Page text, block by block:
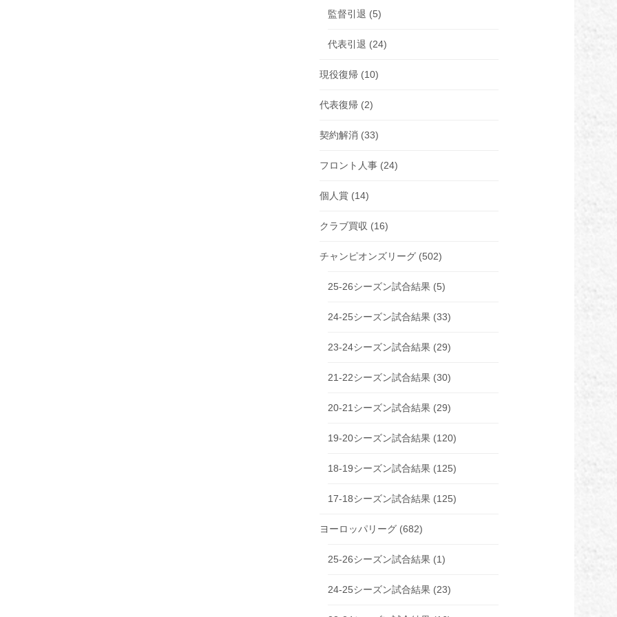
監督引退 (5)
代表引退 (24)
現役復帰 (10)
代表復帰 (2)
契約解消 (33)
フロント人事 (24)
個人賞 (14)
クラブ買収 (16)
チャンピオンズリーグ (502)
25-26シーズン試合結果 (5)
24-25シーズン試合結果 (33)
23-24シーズン試合結果 (29)
21-22シーズン試合結果 (30)
20-21シーズン試合結果 (29)
19-20シーズン試合結果 (120)
18-19シーズン試合結果 (125)
17-18シーズン試合結果 (125)
ヨーロッパリーグ (682)
25-26シーズン試合結果 (1)
24-25シーズン試合結果 (23)